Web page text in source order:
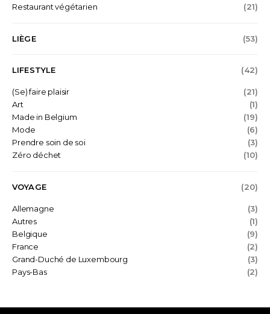
Restaurant végétarien
(21)
LIÈGE (53)
LIFESTYLE (42)
(Se) faire plaisir
(21)
Art
(1)
Made in Belgium
(19)
Mode
(6)
Prendre soin de soi
(3)
Zéro déchet
(10)
VOYAGE (20)
Allemagne
(3)
Autres
(1)
Belgique
(9)
France
(2)
Grand-Duché de Luxembourg
(3)
Pays-Bas
(2)